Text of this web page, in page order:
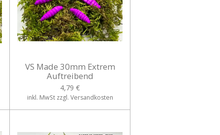
VS Made 30mm Extrem
Auftreibend
4,79 €
inkl. MwSt zzgl. Versandkosten